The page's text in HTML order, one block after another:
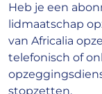
Heb je een
lidmaatschap
van Africalia
telefonisch of
stopzetten.